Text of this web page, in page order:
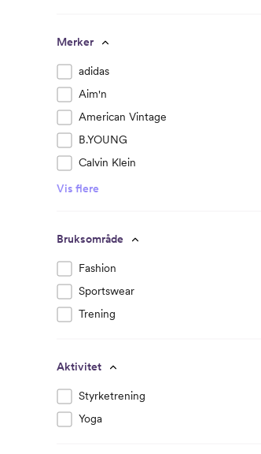
Merker
adidas
Aim'n
American Vintage
B.YOUNG
Calvin Klein
Vis flere
Bruksområde
Fashion
Sportswear
Trening
Aktivitet
Styrketrening
Yoga